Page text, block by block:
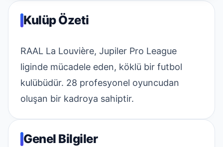
Kulüp Özeti
RAAL La Louvière, Jupiler Pro League
liginde mücadele eden, köklü bir futbol
kulübüdür. 28 profesyonel oyuncudan
oluşan bir kadroya sahiptir.
Genel Bilgiler